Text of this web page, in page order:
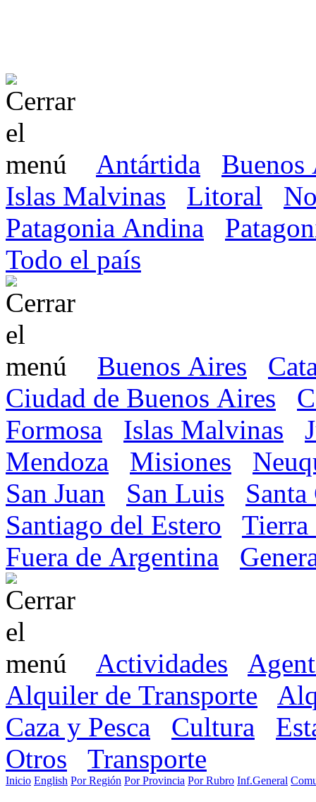
Antártida
Buenos
Islas Malvinas
Litoral
Patagonia Andina
Todo el país
Buenos Aires
Ciudad de Buenos Aires
Formosa
Islas Malvinas
Mendoza
Misiones
San Juan
San Luis
Santiago del Estero
Tierra
Fuera de Argentina
Actividades
Alquiler de Transporte
Caza y Pesca
Cultura
Otros
Transporte
Inicio English Por Región Por Provincia Por Rubro Inf.General